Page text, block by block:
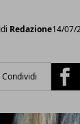
di Redazione14/07/
Condividi